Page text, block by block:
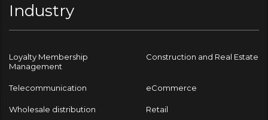
Industry
Loyalty Membership
Management
Construction and Real Estate
Telecommunication eCommerce
Wholesale distribution Retail